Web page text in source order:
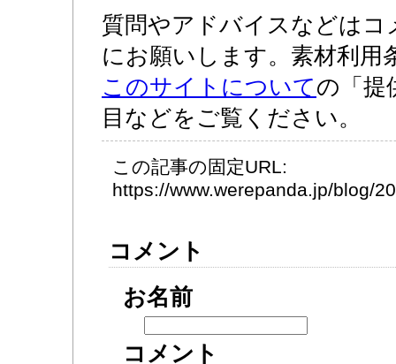
質問やアドバイスなどはコ
にお願いします。素材利用
このサイトについての「提
目などをご覧ください。
この記事の固定URL:
https://www.werepanda.jp/blog/
コメント
お名前
コメント